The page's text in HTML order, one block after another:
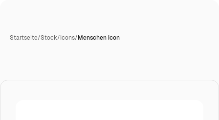
Startseite/Stock/Icons/Menschen icon